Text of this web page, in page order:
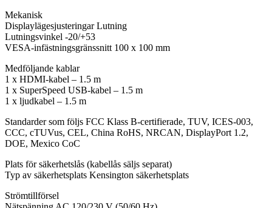
Mekanisk
Displaylägesjusteringar Lutning
Lutningsvinkel -20/+53
VESA-infästningsgränssnitt 100 x 100 mm
Medföljande kablar
1 x HDMI-kabel – 1.5 m
1 x SuperSpeed USB-kabel – 1.5 m
1 x ljudkabel – 1.5 m
Standarder som följs FCC Klass B-certifierade, TUV, ICES-003,
CCC, cTUVus, CEL, China RoHS, NRCAN, DisplayPort 1.2,
DOE, Mexico CoC
Plats för säkerhetslås (kabellås säljs separat)
Typ av säkerhetsplats Kensington säkerhetsplats
Strömtillförsel